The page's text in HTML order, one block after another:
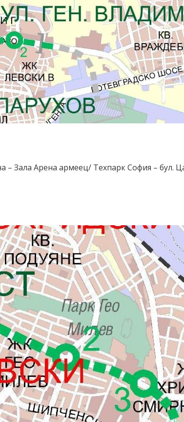
– Зала Арена армеец/ Техпарк София – бул.